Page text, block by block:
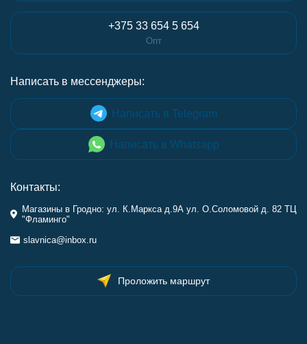
+375 33 654 5 654
Опт
Написать в мессенджеры:
Написать в Telegram
Написать в Whatsapp
Контакты:
Магазины в Гродно: ул. К.Маркса д.9А ул. О.Соломовой д. 82 ТЦ
"Фламинго"
slavnica@inbox.ru
Проложить маршрут